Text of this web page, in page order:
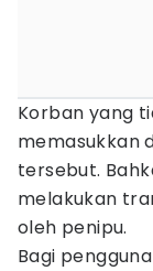
Korban yang
memasukkan
tersebut.
melakukan
oleh penipu.
Bagi